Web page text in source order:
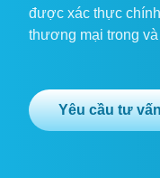
được xác thực
thương mại trong
Yêu cầu tư